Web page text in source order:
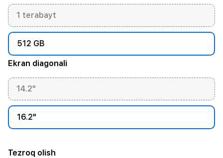
1 terabayt
512 GB
Ekran diagonali
14.2"
16.2"
Tezroq olish